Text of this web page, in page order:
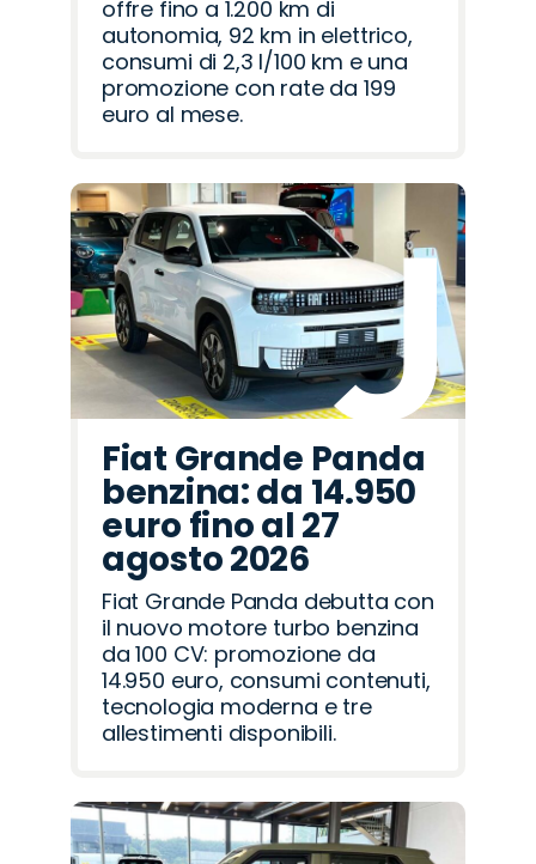
offre fino a 1.200 km di
autonomia, 92 km in elettrico,
consumi di 2,3 l/100 km e una
promozione con rate da 199
euro al mese.
Fiat Grande Panda
benzina: da 14.950
euro fino al 27
agosto 2026
Fiat Grande Panda debutta con
il nuovo motore turbo benzina
da 100 CV: promozione da
14.950 euro, consumi contenuti,
tecnologia moderna e tre
allestimenti disponibili.